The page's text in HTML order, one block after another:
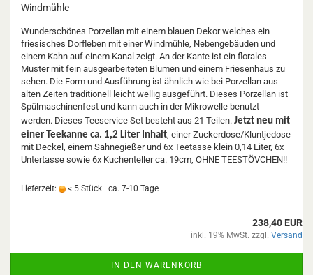
Windmühle
Wunderschönes Porzellan mit einem blauen Dekor welches ein
friesisches Dorfleben mit einer Windmühle, Nebengebäuden und
einem Kahn auf einem Kanal zeigt. An der Kante ist ein florales
Muster mit fein ausgearbeiteten Blumen und einem Friesenhaus zu
sehen. Die Form und Ausführung ist ähnlich wie bei Porzellan aus
alten Zeiten traditionell leicht wellig ausgeführt. Dieses Porzellan ist
Spülmaschinenfest und kann auch in der Mikrowelle benutzt
werden. Dieses Teeservice Set besteht aus 21 Teilen. Jetzt neu mit
einer Teekanne ca. 1,2 Liter Inhalt, einer Zuckerdose/Kluntjedose
mit Deckel, einem Sahnegießer und 6x Teetasse klein 0,14 Liter, 6x
Untertasse sowie 6x Kuchenteller ca. 19cm, OHNE TEESTÖVCHEN!!
Lieferzeit: < 5 Stück | ca. 7-10 Tage
238,40 EUR
inkl. 19% MwSt. zzgl. Versand
IN DEN WARENKORB